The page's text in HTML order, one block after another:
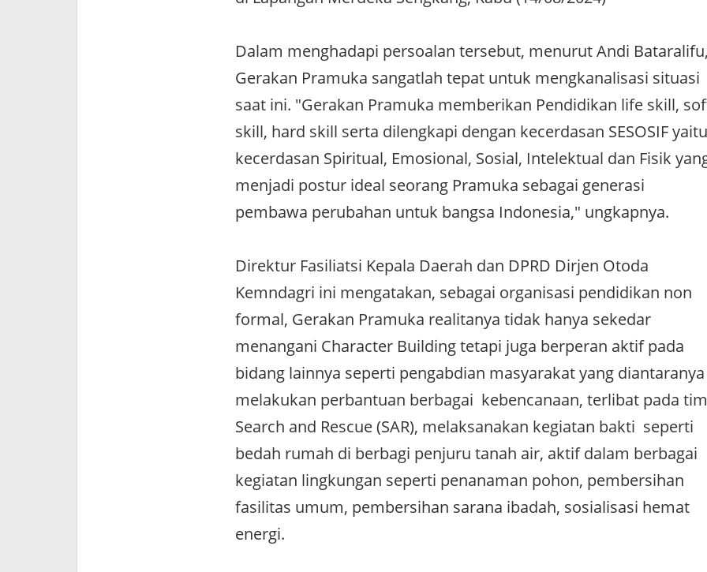
Dalam menghadapi persoalan tersebut, menurut Andi
Gerakan Pramuka sangatlah tepat untuk mengkanalisasi situasi
saat ini. "Gerakan Pramuka memberikan Pendidikan life skill,
skill, hard skill serta dilengkapi dengan kecerdasan SESOSIF yaitu
kecerdasan Spiritual, Emosional, Sosial, Intelektual dan Fisik
menjadi postur ideal seorang Pramuka sebagai generasi
pembawa perubahan untuk bangsa Indonesia," ungkapnya.
Direktur Fasiliatsi Kepala Daerah dan DPRD Dirjen Otoda
Kemndagri ini mengatakan, sebagai organisasi pendidikan non
formal, Gerakan Pramuka realitanya tidak hanya sekedar
menangani Character Building tetapi juga berperan aktif pada
bidang lainnya seperti pengabdian masyarakat yang diantaranya
melakukan perbantuan berbagai kebencanaan, terlibat pada tim
Search and Rescue (SAR), melaksanakan kegiatan bakti seperti
bedah rumah di berbagi penjuru tanah air, aktif dalam berbagai
kegiatan lingkungan seperti penanaman pohon, pembersihan
fasilitas umum, pembersihan sarana ibadah, sosialisasi hemat
energi.